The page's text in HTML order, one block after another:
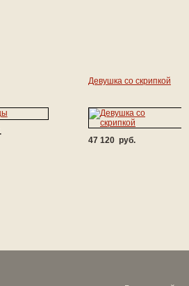
Девушка со скрипкой
47 120 руб.